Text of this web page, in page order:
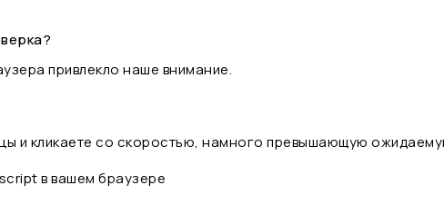
привлекло наше внимание.
и кликаете со скоростью, намного превышающую
в вашем браузере